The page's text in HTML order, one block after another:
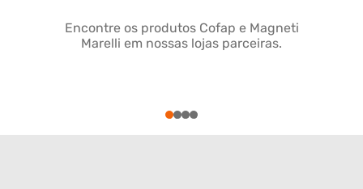
Encontre os produtos Cofap e Magneti
Marelli em nossas lojas parceiras.
1234